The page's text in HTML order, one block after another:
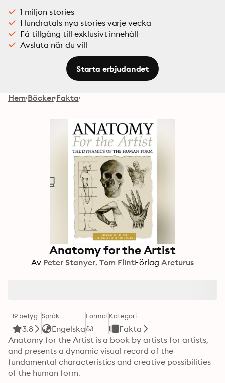
1 miljon stories
Hundratals nya stories varje vecka
Få tillgång till exklusivt innehåll
Avsluta när du vill
Starta erbjudandet
Hem Böcker Fakta
Anatomy for the Artist
Av Peter Stanyer Tom FlintFörlag Arcturus
19 betyg
3.8
Språk
Engelska
FormatKategori
Fakta
Anatomy for the Artist is a book by artists for artists,
and presents a dynamic visual record of the
fundamental characteristics and creative possibilities